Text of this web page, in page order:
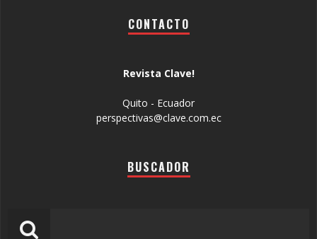
CONTACTO
Revista Clave!
Quito - Ecuador
perspectivas@clave.com.ec
BUSCADOR